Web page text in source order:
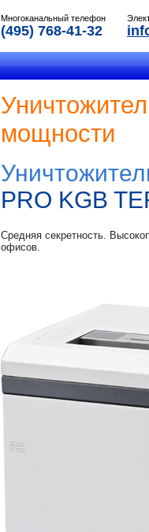
Многоканальный телефон
(495) 768-41-32
мощности
PRO KGB
Средняя секретность.
офисов.